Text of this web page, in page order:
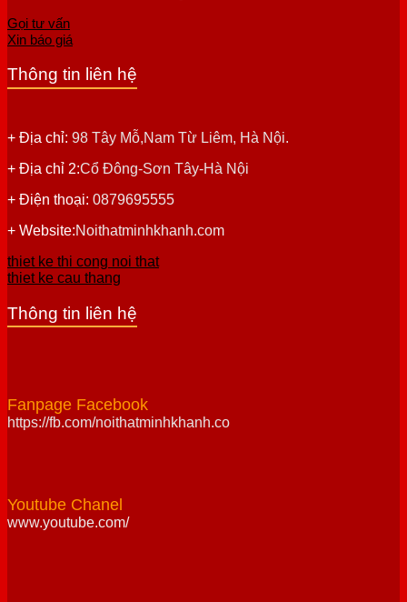
Gọi tư vấn
Xin báo giá
Thông tin liên hệ
+ Địa chỉ: 98 Tây Mỗ,Nam Từ Liêm, Hà Nội.
+ Địa chỉ 2:Cổ Đông-Sơn Tây-Hà Nội
+ Điện thoại: 0879695555
+ Website:Noithatminhkhanh.com
thiet ke thi cong noi that
thiet ke cau thang
Thông tin liên hệ
Fanpage Facebook
https://fb.com/noithatminhkhanh.co
Youtube Chanel
www.youtube.com/